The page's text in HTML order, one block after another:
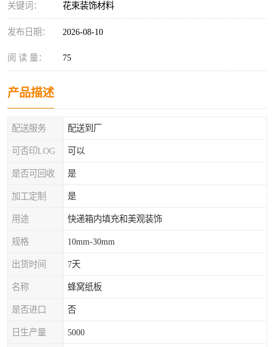
关键词： 花束装饰材料
发布日期： 2026-08-10
阅 读 量： 75
产品描述
配送服务 配送到厂
可否印LOG 可以
是否可回收 是
加工定制 是
用途 快递箱内填充和美观装饰
规格 10mm-30mm
出货时间 7天
名称 蜂窝纸板
是否进口 否
日生产量 5000